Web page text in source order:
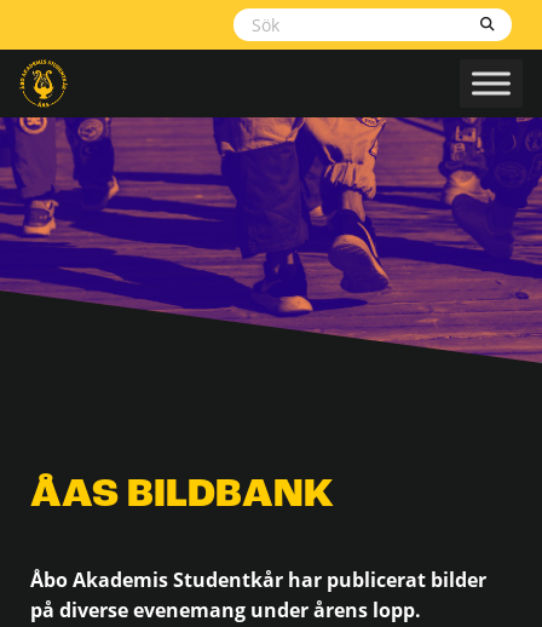
ÅAS BILDBANK
Åbo Akademis Studentkår har publicerat bilder
på diverse evenemang under årens lopp.